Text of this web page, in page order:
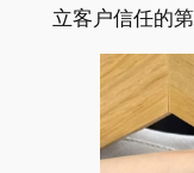
立客户信任的第